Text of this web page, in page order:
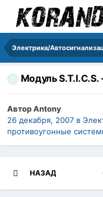
Модуль
АвторAntony
26 декабря, 2007 в
противоугонные
НАЗАД